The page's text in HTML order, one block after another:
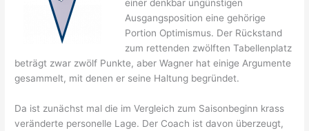
einer denkbar ungünstigen
Ausgangsposition eine gehörige
Portion Optimismus. Der Rückstand
zum rettenden zwölften Tabellenplatz
beträgt zwar zwölf Punkte, aber Wagner hat einige Argumente
gesammelt, mit denen er seine Haltung begründet.
Da ist zunächst mal die im Vergleich zum Saisonbeginn krass
veränderte personelle Lage. Der Coach ist davon überzeugt,